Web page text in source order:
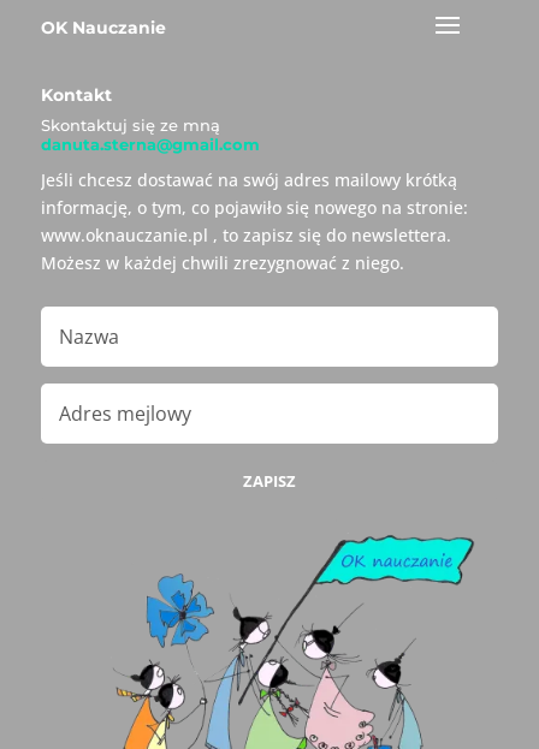
OK Nauczanie
Kontakt
Skontaktuj się ze mną
danuta.sterna@gmail.com
Jeśli chcesz dostawać na swój adres mailowy krótką
informację, o tym, co pojawiło się nowego na stronie:
www.oknauczanie.pl , to zapisz się do newslettera.
Możesz w każdej chwili zrezygnować z niego.
ZAPISZ